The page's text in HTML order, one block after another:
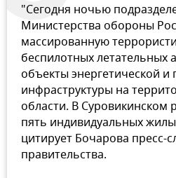
"Сегодня ночью
Министерства обороны
массированную
беспилотных летательных
объекты энергетической и
инфраструктуры на
области. В
пять индивидуальных
цитирует Бочарова пресс-
правительства.